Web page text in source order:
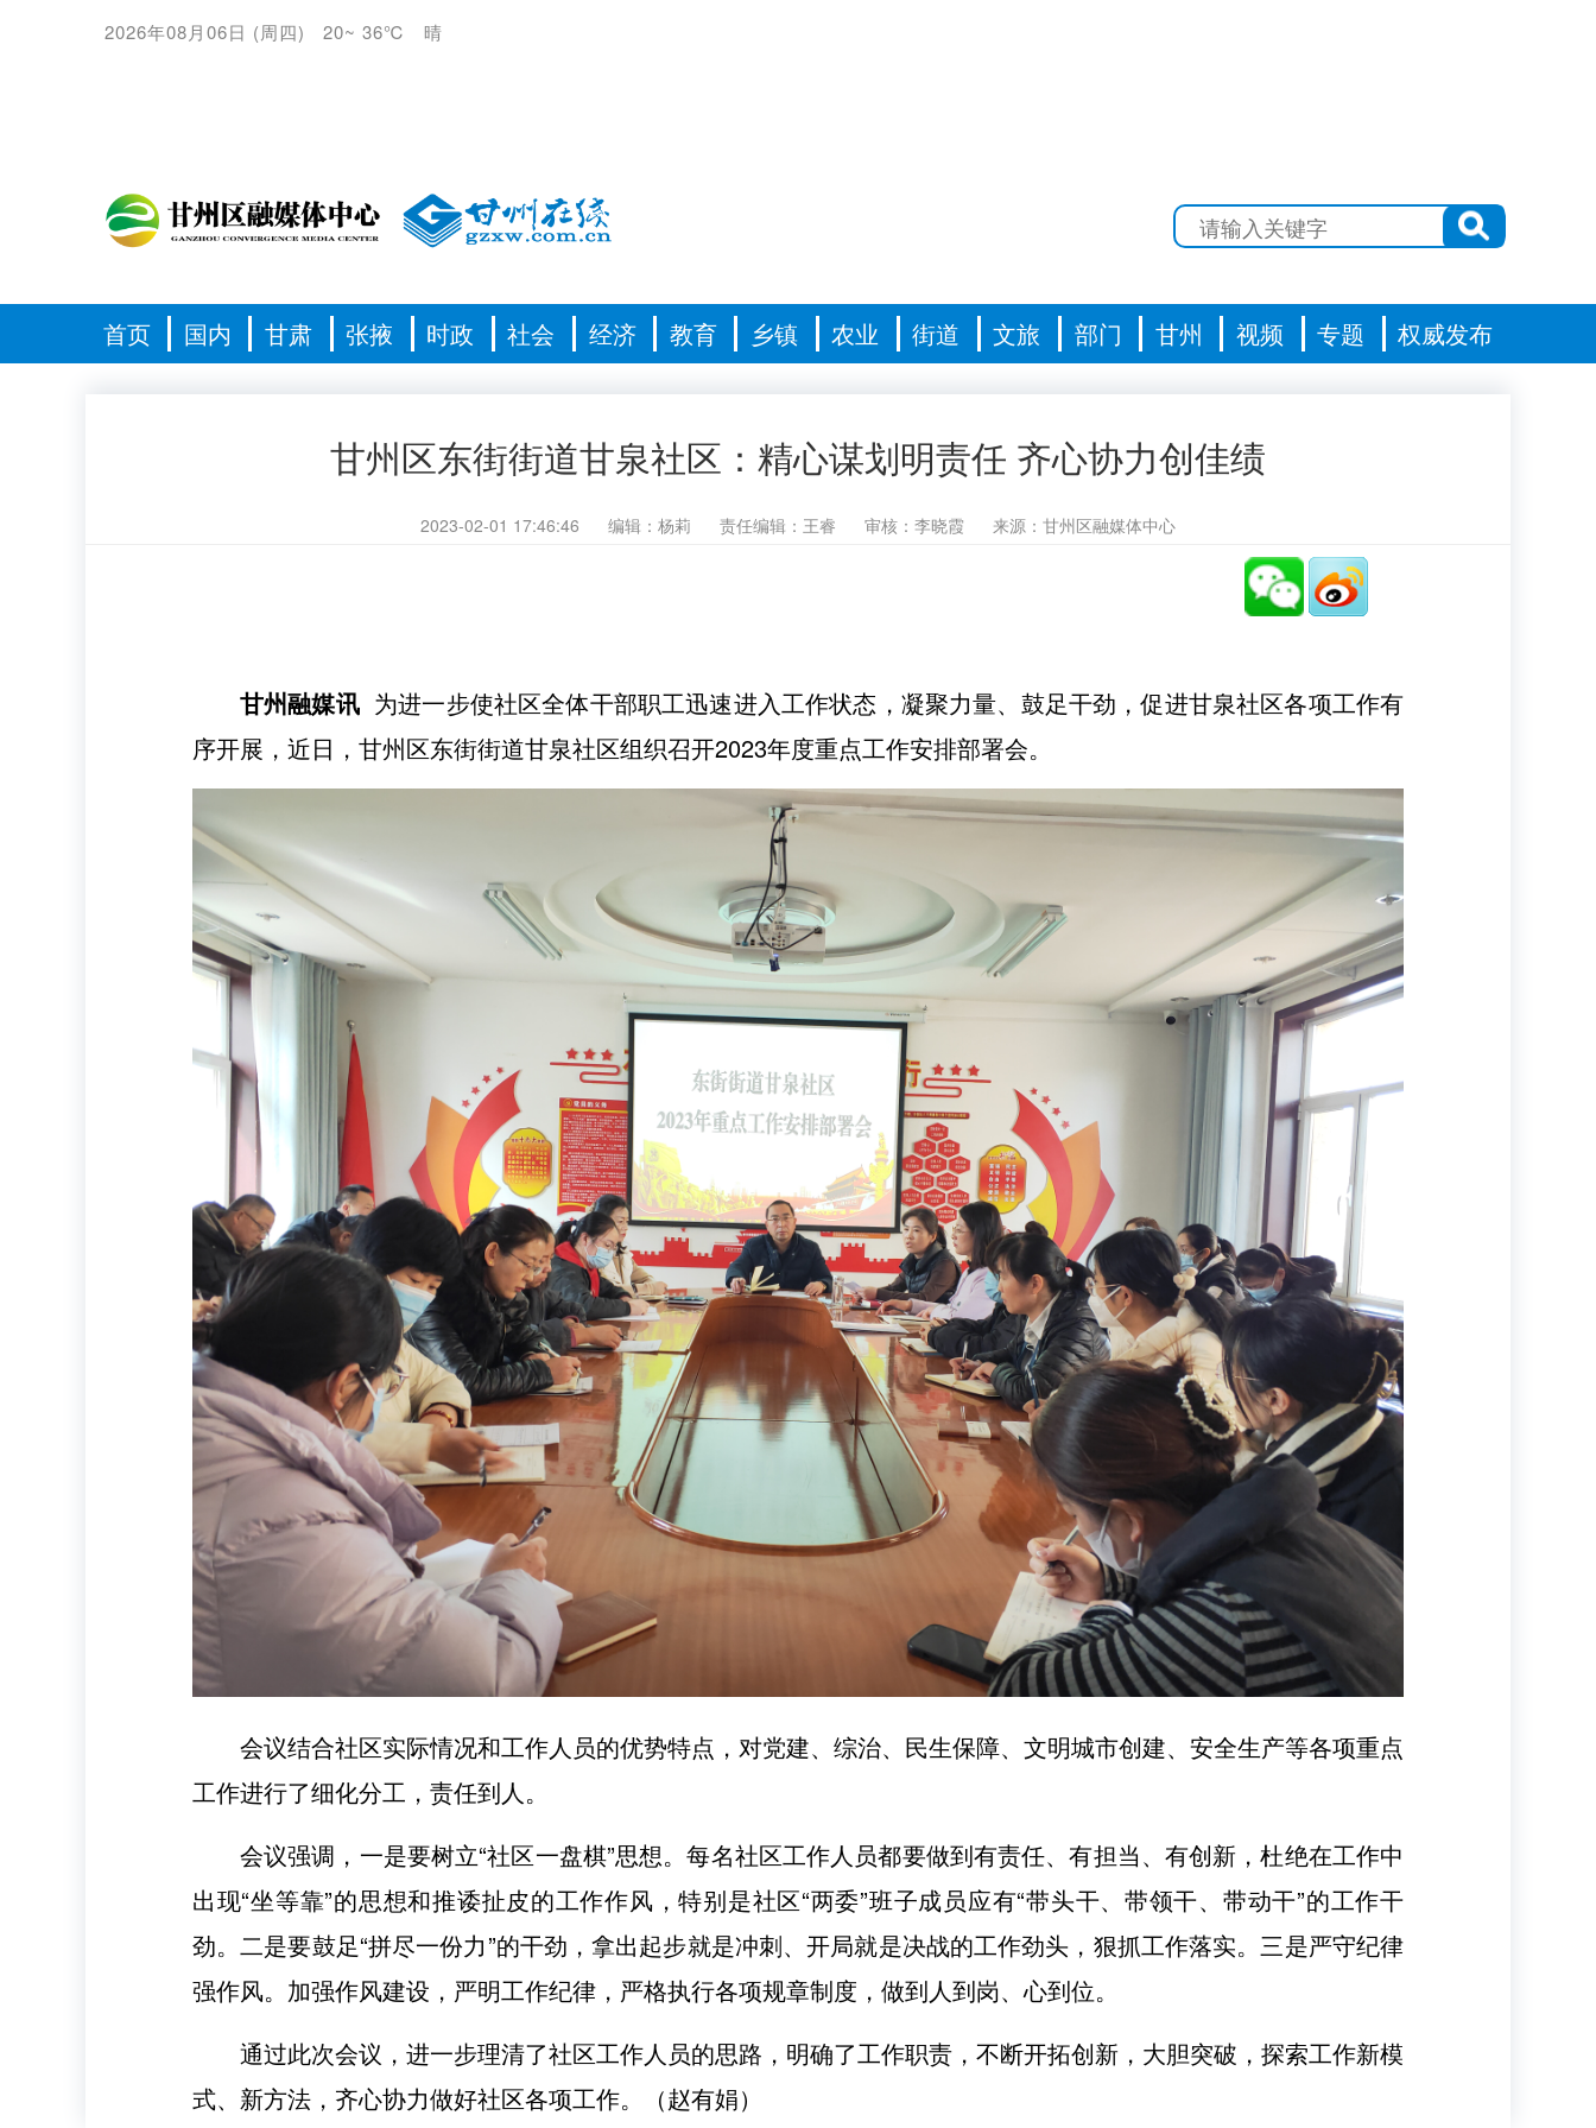
2026年08月06日 (周四) 20~ 36℃ 晴
首页 国内 甘肃 张掖 时政 社会 经济 教育 乡镇 农业 街道 文旅 部门 甘州 视频 专题 权威发布
甘州区东街街道甘泉社区：精心谋划明责任 齐心协力创佳绩
2023-02-01 17:46:46 编辑：杨莉 责任编辑：王睿 审核：李晓霞 来源：甘州区融媒体中心
甘州融媒讯为进一步使社区全体干部职工迅速进入工作状态，凝聚力量、鼓足干劲，促进甘泉社区各项工作有
序开展，近日，甘州区东街街道甘泉社区组织召开2023年度重点工作安排部署会。
会议结合社区实际情况和工作人员的优势特点，对党建、综治、民生保障、文明城市创建、安全生产等各项重点
工作进行了细化分工，责任到人。
会议强调，一是要树立“社区一盘棋”思想。每名社区工作人员都要做到有责任、有担当、有创新，杜绝在工作中
出现“坐等靠”的思想和推诿扯皮的工作作风，特别是社区“两委”班子成员应有“带头干、带领干、带动干”的工作干
劲。二是要鼓足“拼尽一份力”的干劲，拿出起步就是冲刺、开局就是决战的工作劲头，狠抓工作落实。三是严守纪律
强作风。加强作风建设，严明工作纪律，严格执行各项规章制度，做到人到岗、心到位。
通过此次会议，进一步理清了社区工作人员的思路，明确了工作职责，不断开拓创新，大胆突破，探索工作新模
式、新方法，齐心协力做好社区各项工作。（赵有娟）